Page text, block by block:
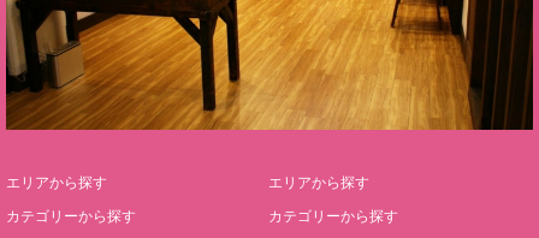
エリアから探す
カテゴリーから探す
エリアから探す
カテゴリーから探す